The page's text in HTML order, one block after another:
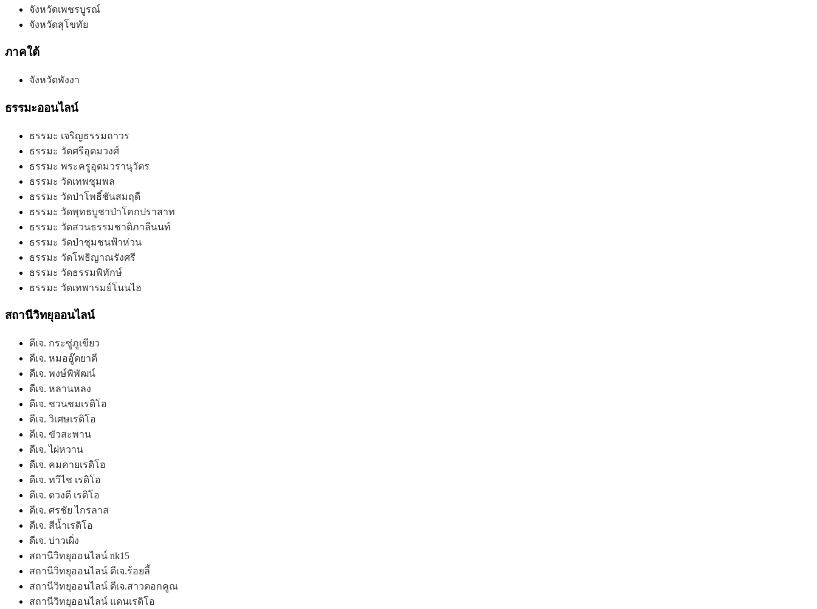
จังหวัดเพชรบูรณ์
จังหวัดสุโขทัย
ภาคใต้
จังหวัดพังงา
ธรรมะออนไลน์
ธรรมะ เจริญธรรมถาวร
ธรรมะ วัดศรีอุดมวงศ์
ธรรมะ พระครูอุดมวรานุวัตร
ธรรมะ วัดเทพชุมพล
ธรรมะ วัดป่าโพธิ์ชันสมฤดี
ธรรมะ วัดพุทธบูชาป่าโคกปราสาท
ธรรมะ วัดสวนธรรมชาติภาลีนนท์
ธรรมะ วัดป่าชุมชนฟ้าห่วน
ธรรมะ วัดโพธิญาณรังศรี
ธรรมะ วัดธรรมพิทักษ์
ธรรมะ วัดเทพารมย์โนนไฮ
สถานีวิทยุออนไลน์
ดีเจ. กระซู่ภูเขียว
ดีเจ. หมออู๊ดยาดี
ดีเจ. พงษ์พิพัฒน์
ดีเจ. หลานหลง
ดีเจ. ชวนชมเรดิโอ
ดีเจ. วิเศษเรดิโอ
ดีเจ. ขัวสะพาน
ดีเจ. ไผ่หวาน
ดีเจ. คมคายเรดิโอ
ดีเจ. ทวีไช เรดิโอ
ดีเจ. ดวงดี เรดิโอ
ดีเจ. ศรชัย ไกรลาส
ดีเจ. สีน้ำเรดิโอ
ดีเจ. บ่าวเผิ่ง
สถานีวิทยุออนไลน์ nk15
สถานีวิทยุออนไลน์ ดีเจ.ร้อยลี้
สถานีวิทยุออนไลน์ ดีเจ.สาวดอกคูณ
สถานีวิทยุออนไลน์ แดนเรดิโอ